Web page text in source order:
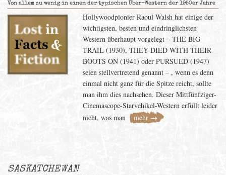
Von allem zu wenig in einem der typischen Über-Western der 1950er Jahre
Hollywoodpionier Raoul Walsh hat einige der
wichtigsten, besten und eindringlichsten
Western überhaupt vorgelegt – THE BIG
TRAIL (1930), THEY DIED WITH THEIR
BOOTS ON (1941) oder PURSUED (1947)
seien stellvertretend genannt – , wenn es denn
einmal nicht ganz für die Spitze reicht, sollte
man ihm dies nachsehen. Dieser Mittfünfziger-
Cinemascope-Starvehikel-Western erfüllt leider
nicht, was man
mehr →
SASKATCHEWAN